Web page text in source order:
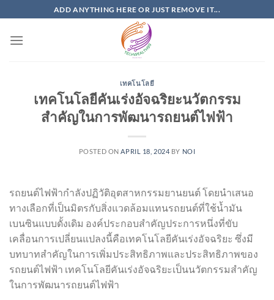
to
content
ADD ANYTHING HERE OR JUST REMOVE IT...
เทคโนโลยี
เทคโนโลยีคันเร่งอัจฉริยะนวัตกรรม
สำคัญในการพัฒนารถยนต์ไฟฟ้า
POSTED ON APRIL 18, 2024 BY NOI
รถยนต์ไฟฟ้ากำลังปฏิวัติอุตสาหกรรมยานยนต์ โดยนำเสนอ
ทางเลือกที่เป็นมิตรกับสิ่งแวดล้อมแทนรถยนต์ที่ใช้น้ำมัน
เบนซินแบบดั้งเดิม องค์ประกอบสำคัญประการหนึ่งที่ขับ
เคลื่อนการเปลี่ยนแปลงนี้คือเทคโนโลยีคันเร่งอัจฉริยะ ซึ่งมี
บทบาทสำคัญในการเพิ่มประสิทธิภาพและประสิทธิภาพของ
รถยนต์ไฟฟ้า เทคโนโลยีคันเร่งอัจฉริยะเป็นนวัตกรรมสำคัญ
ในการพัฒนารถยนต์ไฟฟ้า